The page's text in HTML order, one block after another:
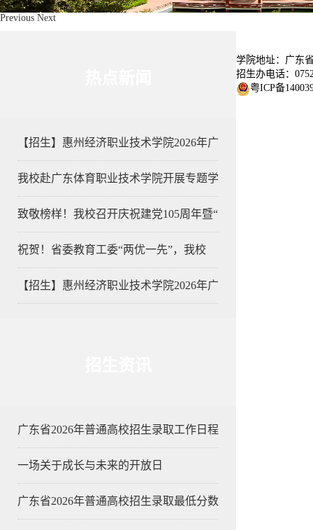
Previous Next
【招生】惠州经济职业技术学院2026年广
我校赴广东体育职业技术学院开展专题学
致敬榜样！我校召开庆祝建党105周年暨“
祝贺！省委教育工委“两优一先”，我校
【招生】惠州经济职业技术学院2026年广
广东省2026年普通高校招生录取工作日程
一场关于成长与未来的开放日
广东省2026年普通高校招生录取最低分数
学院地址：广东
招生办电话：
粤ICP备